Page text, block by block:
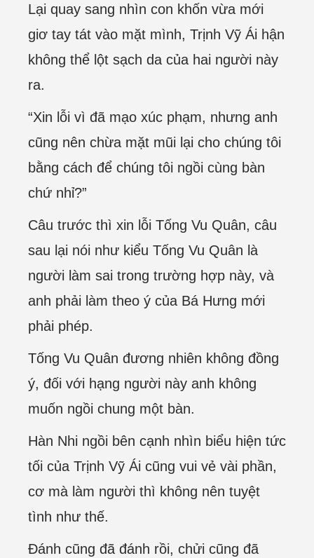
Lại quay sang nhìn con khốn vừa mới
giơ tay tát vào mặt mình, Trịnh Vỹ Ái hận
không thể lột sạch da của hai người này
ra.
“Xin lỗi vì đã mạo xúc phạm, nhưng anh
cũng nên chừa mặt mũi lại cho chúng tôi
bằng cách để chúng tôi ngồi cùng bàn
chứ nhỉ?”
Câu trước thì xin lỗi Tống Vu Quân, câu
sau lại nói như kiểu Tống Vu Quân là
người làm sai trong trường hợp này, và
anh phải làm theo ý của Bá Hưng mới
phải phép.
Tống Vu Quân đương nhiên không đồng
ý, đối với hạng người này anh không
muốn ngồi chung một bàn.
Hàn Nhi ngồi bên cạnh nhìn biểu hiện tức
tối của Trịnh Vỹ Ái cũng vui vẻ vài phần,
cơ mà làm người thì không nên tuyệt
tình như thế.
Đánh cũng đã đánh rồi, chửi cũng đã